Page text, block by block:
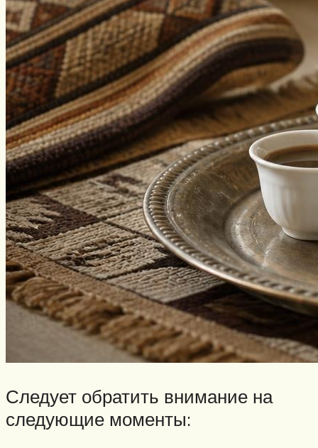
Следует обратить внимание на
следующие моменты: